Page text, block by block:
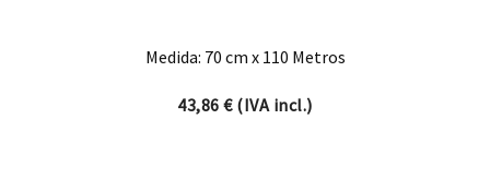
Medida: 70 cm x 110 Metros
43,86€(IVA incl.)